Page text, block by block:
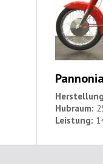
Hubraum:
Leistung: